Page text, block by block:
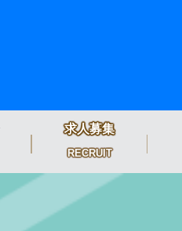
求人募集
RECRUIT